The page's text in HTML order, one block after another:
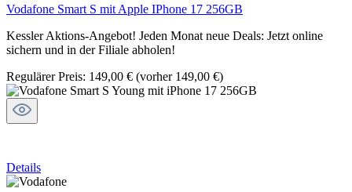
Vodafone Smart S mit Apple IPhone 17 256GB
Kessler Aktions-Angebot! Jeden Monat neue Deals: Jetzt online
sichern und in der Filiale abholen!
Regulärer Preis: 149,00 € (vorher 149,00 €)
Details